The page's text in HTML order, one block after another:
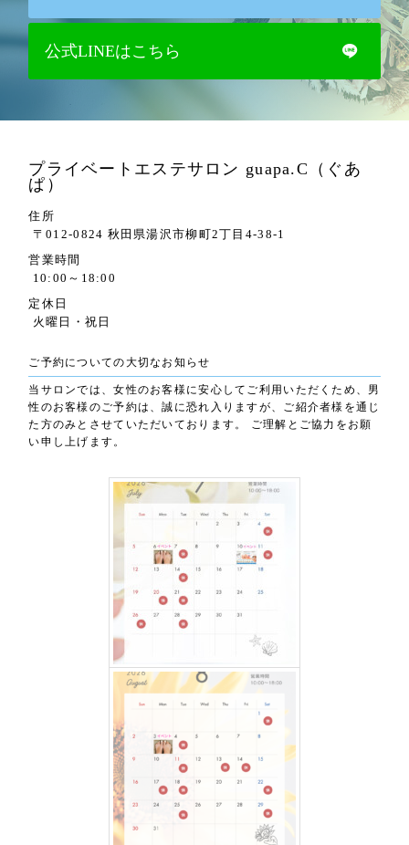
公式LINEはこちら
プライベートエステサロン guapa.C（ぐあ
ぱ）
住所
〒012-0824 秋田県湯沢市柳町2丁目4-38-1
営業時間
10:00～18:00
定休日
火曜日・祝日
ご予約についての大切なお知らせ
当サロンでは、女性のお客様に安心してご利用いただくため、男
性のお客様のご予約は、誠に恐れ入りますが、ご紹介者様を通じ
た方のみとさせていただいております。 ご理解とご協力をお願
い申し上げます。